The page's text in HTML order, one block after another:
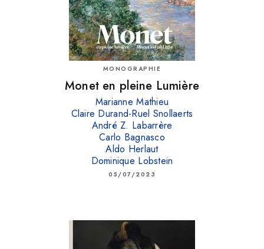
MONOGRAPHIE
Monet en pleine Lumière
Marianne Mathieu
Claire Durand-Ruel Snollaerts
André Z. Labarrère
Carlo Bagnasco
Aldo Herlaut
Dominique Lobstein
05/07/2023